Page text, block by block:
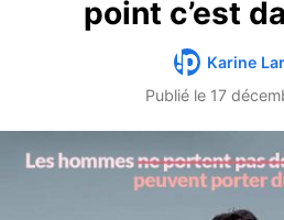
point c’est
Karine
Publié le 17